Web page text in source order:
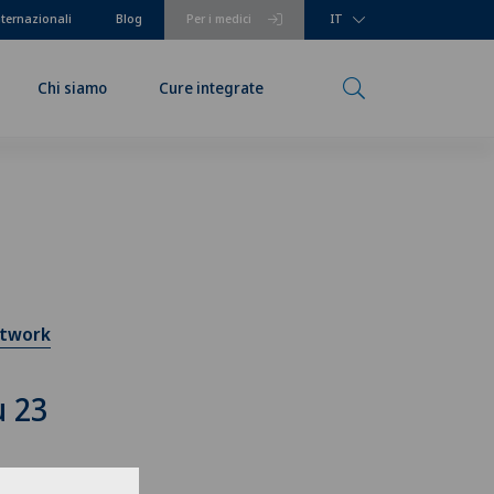
Per i medici
Blog IT
Chi siamo Cure integrate
23